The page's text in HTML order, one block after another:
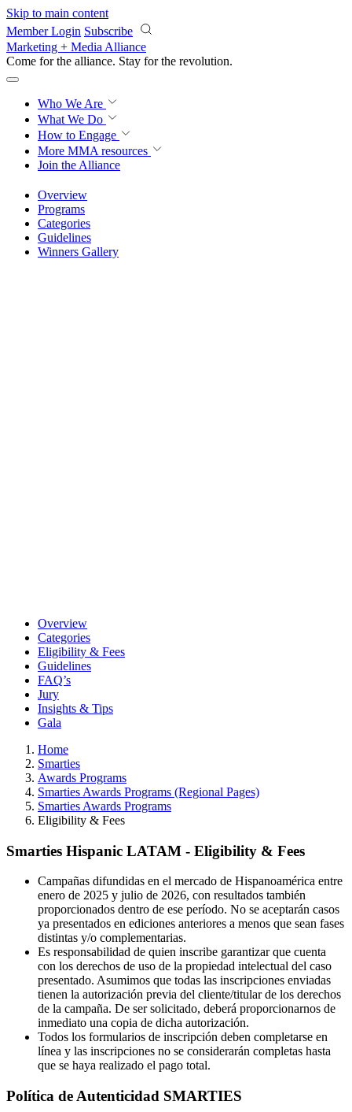
Skip to main content
Member Login Subscribe
Marketing + Media Alliance
Come for the alliance. Stay for the revolution.
Who We Are
What We Do
How to Engage
More MMA resources
Join the Alliance
Overview
Programs
Categories
Guidelines
Winners Gallery
Overview
Categories
Eligibility & Fees
Guidelines
FAQ’s
Jury
Insights & Tips
Gala
Home
Smarties
Awards Programs
Smarties Awards Programs (Regional Pages)
Smarties Awards Programs
Eligibility & Fees
Smarties Hispanic LATAM - Eligibility & Fees
Campañas difundidas en el mercado de Hispanoamérica entre
enero de 2025 y julio de 2026, con resultados también
proporcionados dentro de ese período. No se aceptarán casos
ya presentados en ediciones anteriores a menos que sean fases
distintas y/o complementarias.
Es responsabilidad de quien inscribe garantizar que cuenta
con los derechos de uso de la propiedad intelectual del caso
presentado. Asumimos que todas las inscripciones enviadas
tienen la autorización previa del cliente/titular de los derechos
de la campaña. De ser solicitado, deberá proporcionarnos de
inmediato una copia de dicha autorización.
Todos los formularios de inscripción deben completarse en
línea y las inscripciones no se considerarán completas hasta
que se haya realizado el pago total.
Política de Autenticidad SMARTIES